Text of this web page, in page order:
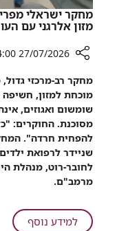
מחקר ישראלי
מזון אלרגני עם
שיתוף
מחקר
ישראלי
מפריך
את
חששות
ההורים:
מגע
מזון
27/07/2026 14:00
מחקר רב-מרכזי
מוכחת למזון,
שומשום ואגוזים,
מסוכנת. החוקרים:
להפחית חרדה".
שניידר לרפואת
לחובר-רוט, מנהלת
מרמב"ם.
למידע נוסףעל